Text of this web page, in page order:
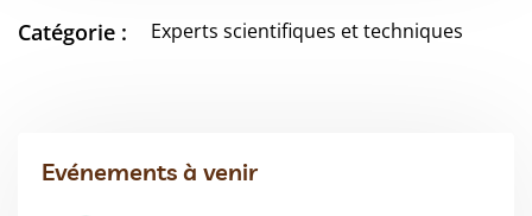
Catégorie : Experts scientifiques et techniques
Evénements à venir